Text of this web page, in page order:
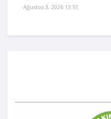
Ağustos 3, 2026 13:51